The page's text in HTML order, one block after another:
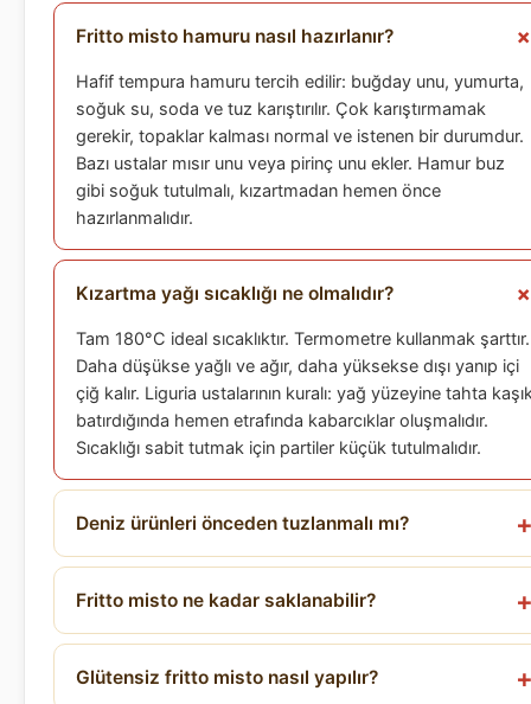
Fritto misto hamuru nasıl hazırlanır?
Hafif tempura hamuru tercih edilir: buğday unu, yumurta,
soğuk su, soda ve tuz karıştırılır. Çok karıştırmamak
gerekir, topaklar kalması normal ve istenen bir durumdur.
Bazı ustalar mısır unu veya pirinç unu ekler. Hamur buz
gibi soğuk tutulmalı, kızartmadan hemen önce
hazırlanmalıdır.
Kızartma yağı sıcaklığı ne olmalıdır?
Tam 180°C ideal sıcaklıktır. Termometre kullanmak şarttır.
Daha düşükse yağlı ve ağır, daha yüksekse dışı yanıp içi
çiğ kalır. Liguria ustalarının kuralı: yağ yüzeyine tahta
batırdığında hemen etrafında kabarcıklar oluşmalıdır.
Sıcaklığı sabit tutmak için partiler küçük tutulmalıdır.
Deniz ürünleri önceden tuzlanmalı mı?
Fritto misto ne kadar saklanabilir?
Glütensiz fritto misto nasıl yapılır?